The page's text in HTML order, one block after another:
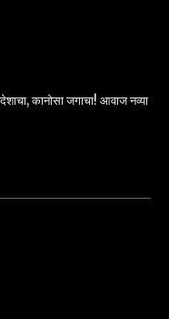
कानोसा जगाचा! आवाज नव्या